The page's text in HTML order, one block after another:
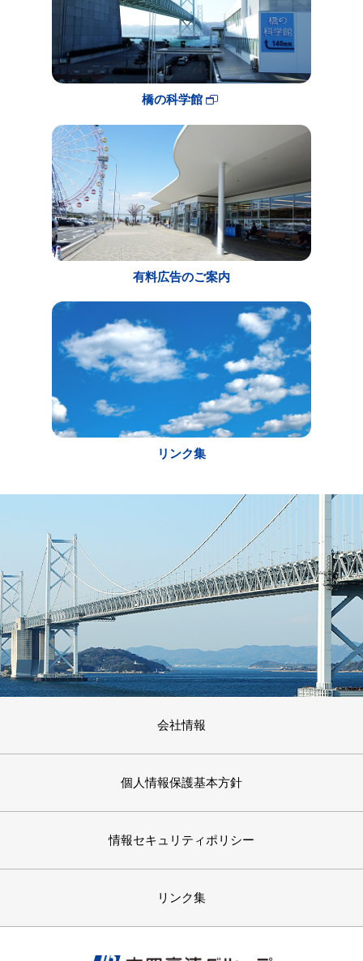
橋の科学館
有料広告のご案内
リンク集
会社情報
個人情報保護基本方針
情報セキュリティポリシー
リンク集